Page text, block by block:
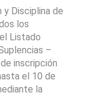
y Disciplina de
los
Listado
–
inscripción
el 10 de
la